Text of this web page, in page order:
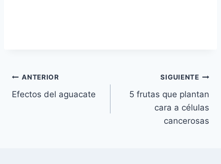
ANTERIOR
Efectos del aguacate
SIGUIENTE
5 frutas que plantan
cara a células
cancerosas